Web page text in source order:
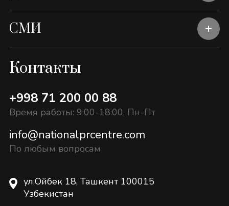
СМИ
Контакты
+998 71 200 00 88
Время работы: 9:00-18:00, Пн-Пт
info@nationalprcentre.com
По любым вопросам
ул.Ойбек 18, Ташкент 100015
Узбекистан